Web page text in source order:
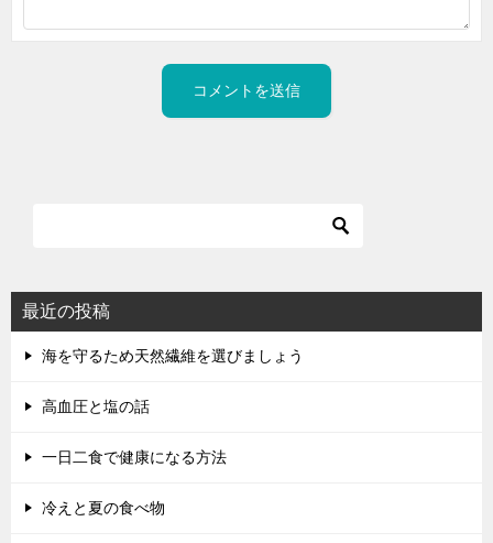
最近の投稿
海を守るため天然繊維を選びましょう
高血圧と塩の話
一日二食で健康になる方法
冷えと夏の食べ物